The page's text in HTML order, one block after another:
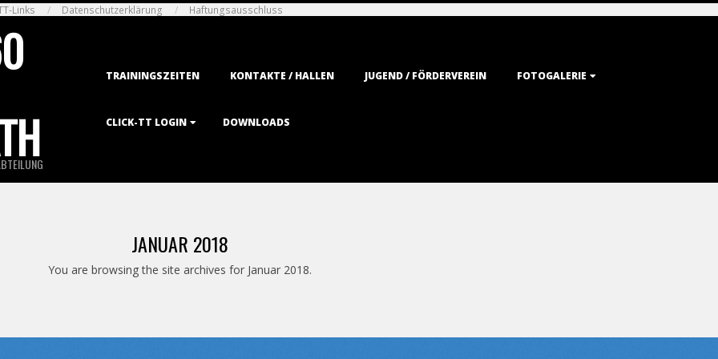
Links Datenschutzerklärung Haftungsausschluss
TRAININGSZEITEN KONTAKTE / HALLEN JUGEND / FÖRDERVEREIN FOTOGALERIE
CLICK-TT LOGIN DOWNLOADS
JANUAR 2018
You are browsing the site archives for Januar 2018.